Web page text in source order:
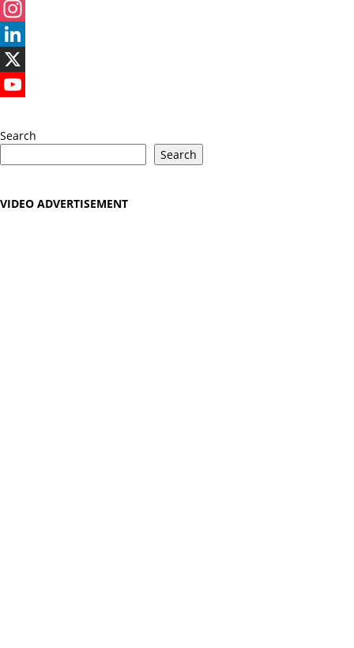
Facebook
Instagram
LinkedIn
X
Search
Search
VIDEO ADVERTISEMENT